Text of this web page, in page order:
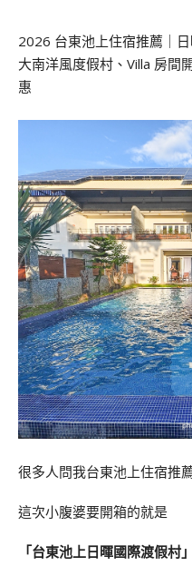
2026 台東池上住宿推薦｜
大南洋風度假村、Villa 房間
惠
很多人問我台東池上住宿推
這次小腹婆要開箱的就是
「台東池上日暉國際渡假村」